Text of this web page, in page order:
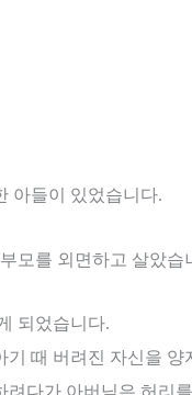
아들이 있었습니다.
모를 외면하고 살았습
되었습니다.
기 때 버려진 자신을 양
려다가 아버님은 허리